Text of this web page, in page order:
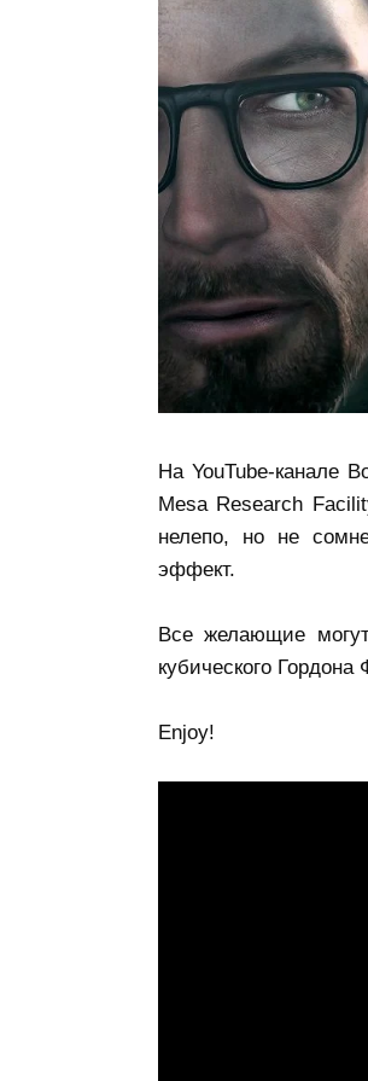
На YouTube-канале
Mesa Research
нелепо, но не
эффект.
Все желающие
кубического
Enjoy!